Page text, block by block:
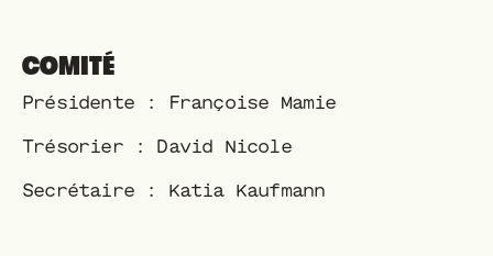
COMITÉ
Présidente : Françoise Mamie
Trésorier : David Nicole
Secrétaire : Katia Kaufmann